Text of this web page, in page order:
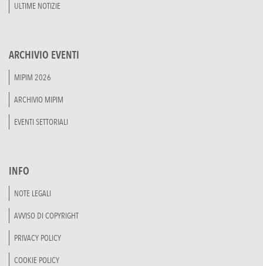
ULTIME NOTIZIE
ARCHIVIO EVENTI
MIPIM 2026
ARCHIVIO MIPIM
EVENTI SETTORIALI
INFO
NOTE LEGALI
AVVISO DI COPYRIGHT
PRIVACY POLICY
COOKIE POLICY